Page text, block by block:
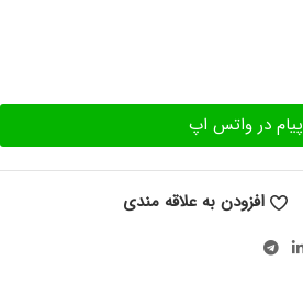
پیام در واتس اپ
افزودن به علاقه مندی